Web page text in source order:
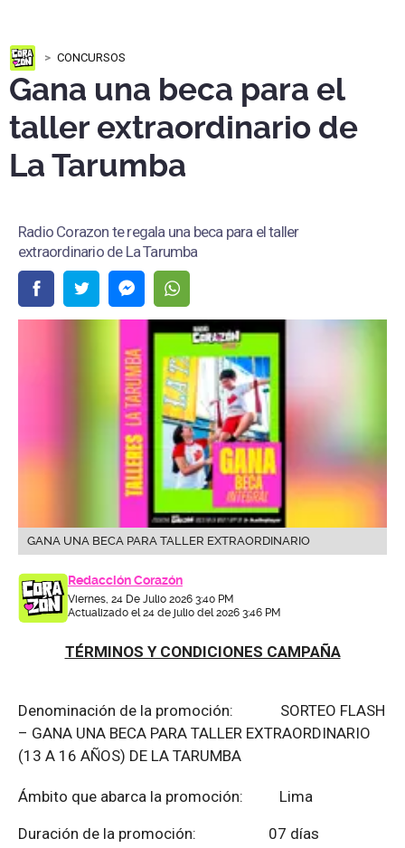
CONCURSOS
Gana una beca para el
taller extraordinario de
La Tarumba
Radio Corazon te regala una beca para el taller
extraordinario de La Tarumba
GANA UNA BECA PARA TALLER EXTRAORDINARIO
Redacción Corazón
Viernes, 24 De Julio 2026 3:40 PM
Actualizado el 24 de julio del 2026 3:46 PM
TÉRMINOS Y CONDICIONES CAMPAÑA
Denominación de la promoción: SORTEO FLASH
– GANA UNA BECA PARA TALLER EXTRAORDINARIO
(13 A 16 AÑOS) DE LA TARUMBA
Ámbito que abarca la promoción: Lima
Duración de la promoción: 07 días